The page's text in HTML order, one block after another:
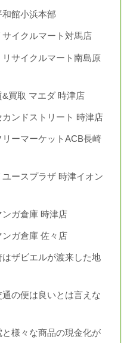
館小浜本部
イクルマート対馬店
サイクルマート南島原
買取 マエダ 時津店
ンドストリート 時津店
ーマーケットACB長崎
ースプラザ 時津イオン
ガ倉庫 時津店
ガ倉庫 佐々店
ザビエルが渡来した地
の便は良いとは言えな
様々な商品の現金化が